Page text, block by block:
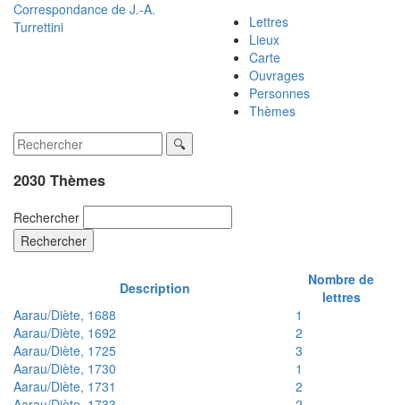
Correspondance de J.-A.
Turrettini
Lettres
Lieux
Carte
Ouvrages
Personnes
Thèmes
2030 Thèmes
Rechercher
Rechercher
Description
Nombre de
lettres
Aarau/Diète, 1688
1
Aarau/Diète, 1692
2
Aarau/Diète, 1725
3
Aarau/Diète, 1730
1
Aarau/Diète, 1731
2